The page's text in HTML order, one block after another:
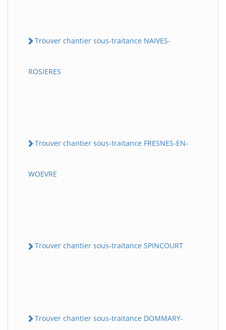
Trouver chantier sous-traitance NAIVES-
ROSIERES
Trouver chantier sous-traitance FRESNES-EN-
WOEVRE
Trouver chantier sous-traitance SPINCOURT
Trouver chantier sous-traitance DOMMARY-